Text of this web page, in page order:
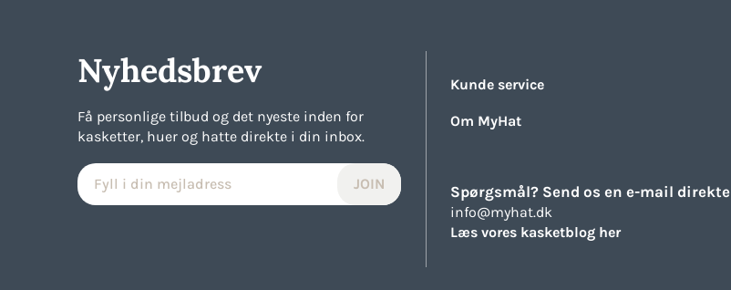
Nyhedsbrev
Få personlige tilbud og det nyeste inden for
kasketter, huer og hatte direkte i din inbox.
Kunde service
Om MyHat
Spørgsmål? Send os en e-mail direkte
info@myhat.dk
Læs vores kasketblog her